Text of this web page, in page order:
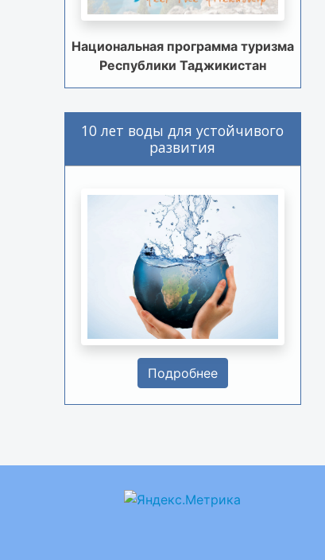
Национальная программа туризма
Республики Таджикистан
10 лет воды для устойчивого
развития
Подробнее